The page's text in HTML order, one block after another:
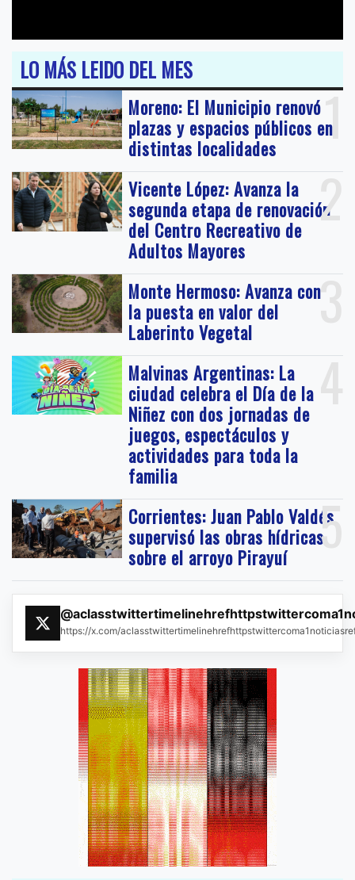
LO MÁS LEIDO DEL MES
1
Moreno: El Municipio renovó
plazas y espacios públicos en
distintas localidades
2
Vicente López: Avanza la
segunda etapa de renovación
del Centro Recreativo de
Adultos Mayores
3
Monte Hermoso: Avanza con
la puesta en valor del
Laberinto Vegetal
4
Malvinas Argentinas: La
ciudad celebra el Día de la
Niñez con dos jornadas de
juegos, espectáculos y
actividades para toda la
familia
5
Corrientes: Juan Pablo Valdés
supervisó las obras hídricas
sobre el arroyo Pirayuí
https://x.com/